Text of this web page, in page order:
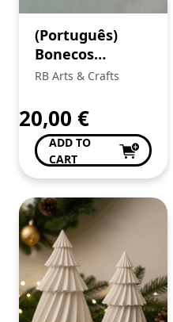
STORES
Artes Mais
Artesanato da Mãe
Artesaurium (25)
Fotonoivos(7)
Show more ...
(Português)
Bonecos
Amigurumi
RB Arts & Crafts
20,00 €
ADD TO
CART